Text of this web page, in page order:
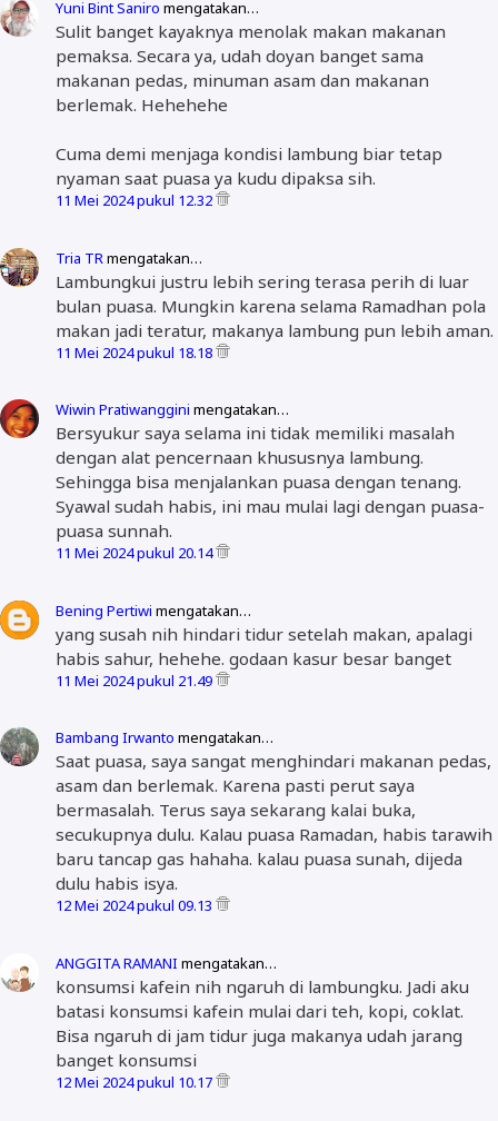
Yuni Bint Saniro mengatakan…
Sulit banget kayaknya menolak makan makanan
pemaksa. Secara ya, udah doyan banget sama
makanan pedas, minuman asam dan makanan
berlemak. Hehehehe
Cuma demi menjaga kondisi lambung biar tetap
nyaman saat puasa ya kudu dipaksa sih.
11 Mei 2024 pukul 12.32
Tria TRmengatakan…
Lambungkui justru lebih sering terasa perih di luar
bulan puasa. Mungkin karena selama Ramadhan pola
makan jadi teratur, makanya lambung pun lebih aman.
11 Mei 2024 pukul 18.18
Wiwin Pratiwanggini mengatakan…
Bersyukur saya selama ini tidak memiliki masalah
dengan alat pencernaan khususnya lambung.
Sehingga bisa menjalankan puasa dengan tenang.
Syawal sudah habis, ini mau mulai lagi dengan puasa-
puasa sunnah.
11 Mei 2024 pukul 20.14
Bening Pertiwi mengatakan…
yang susah nih hindari tidur setelah makan, apalagi
habis sahur, hehehe. godaan kasur besar banget
11 Mei 2024 pukul 21.49
Bambang Irwanto mengatakan…
Saat puasa, saya sangat menghindari makanan pedas,
asam dan berlemak. Karena pasti perut saya
bermasalah. Terus saya sekarang kalai buka,
secukupnya dulu. Kalau puasa Ramadan, habis tarawih
baru tancap gas hahaha. kalau puasa sunah, dijeda
dulu habis isya.
12 Mei 2024 pukul 09.13
ANGGITA RAMANI mengatakan…
konsumsi kafein nih ngaruh di lambungku. Jadi aku
batasi konsumsi kafein mulai dari teh, kopi, coklat.
Bisa ngaruh di jam tidur juga makanya udah jarang
banget konsumsi
12 Mei 2024 pukul 10.17